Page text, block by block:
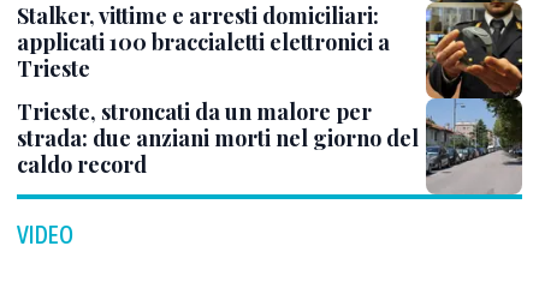
Stalker, vittime e arresti domiciliari:
applicati 100 braccialetti elettronici a
Trieste
Trieste, stroncati da un malore per
strada: due anziani morti nel giorno del
caldo record
VIDEO